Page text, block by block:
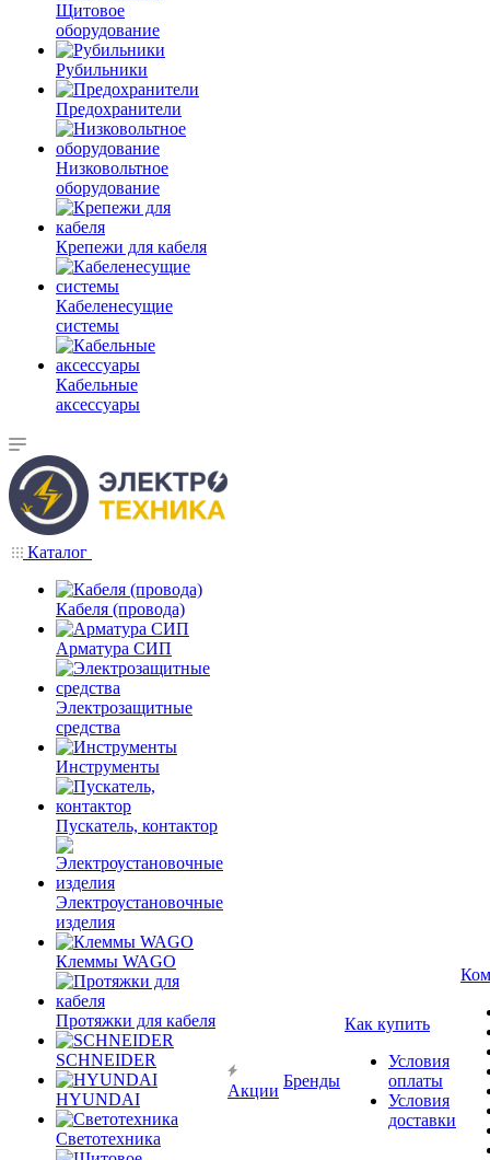
Щитовое
оборудование
Рубильники
Предохранители
Низковольтное
оборудование
Крепежи для кабеля
Кабеленесущие
системы
Кабельные
аксессуары
Каталог
Кабеля (провода)
Арматура СИП
Электрозащитные
средства
Инструменты
Пускатель, контактор
Электроустановочные
изделия
Клеммы WAGO
Протяжки для кабеля
SCHNEIDER
HYUNDAI
Светотехника
Акции
Бренды
Как купить
Условия
оплаты
Условия
доставки